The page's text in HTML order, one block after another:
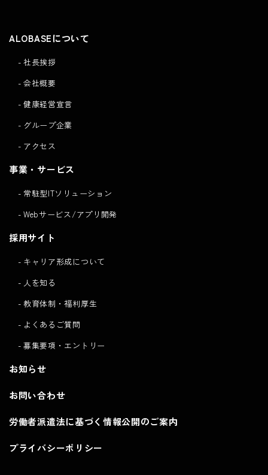
ALOBASEについて
社長挨拶
会社概要
健康経営宣言
グループ企業
アクセス
事業・サービス
常駐型ITソリューション
Webサービス/アプリ開発
採用サイト
キャリア形成について
人を知る
教育体制・福利厚生
よくあるご質問
募集要項・エントリー
お知らせ
お問い合わせ
労働者派遣法に基づく情報公開のご案内
プライバシーポリシー